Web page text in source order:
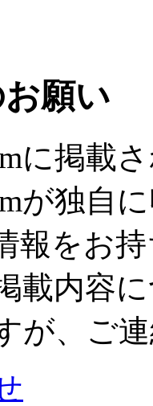
願い
に掲載
が独自
報をお
載内容
が、ご